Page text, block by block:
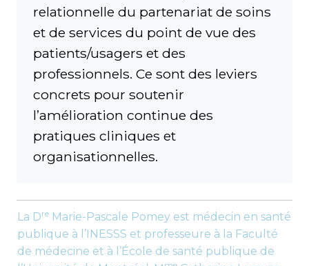
relationnelle du partenariat de soins
et de services du point de vue des
patients/usagers et des
professionnels. Ce sont des leviers
concrets pour soutenir
l’amélioration continue des
pratiques cliniques et
organisationnelles.
La Dre Marie-Pascale Pomey est médecin en santé
publique à l’INESSS et professeure à la Faculté
de médecine et à l’École de santé publique de